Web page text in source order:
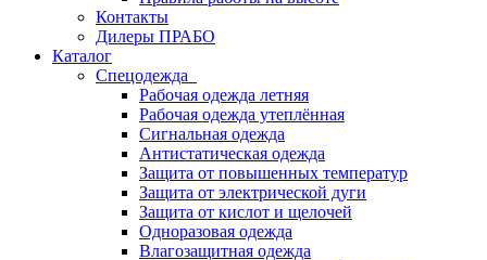
Контакты
Дилеры ПРАБО
Каталог
Спецодежда
Рабочая одежда летняя
Рабочая одежда утеплённая
Сигнальная одежда
Антистатическая одежда
Защита от повышенных температур
Защита от электрической дуги
Защита от кислот и щелочей
Одноразовая одежда
Влагозащитная одежда